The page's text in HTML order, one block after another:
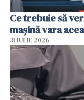
Ce trebuie să
mașină vara
31 IULIE 2026